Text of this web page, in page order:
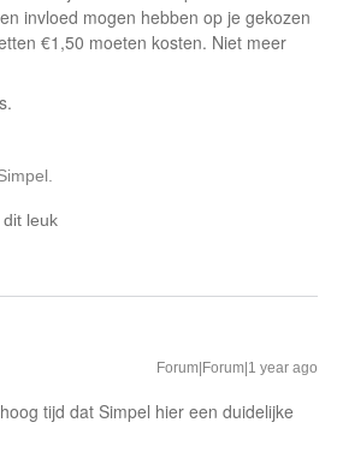
invloed mogen hebben op je gekozen
€1,50 moeten kosten. Niet meer
leuk
Forum|Forum|1 year ago
tijd dat Simpel hier een duidelijke